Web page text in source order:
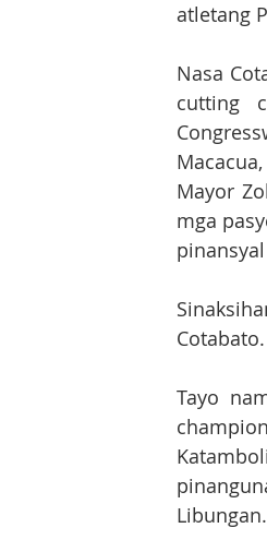
atletang
Nasa
cutting
Mayor
mga
Cotabato.
Tayo
Libungan.